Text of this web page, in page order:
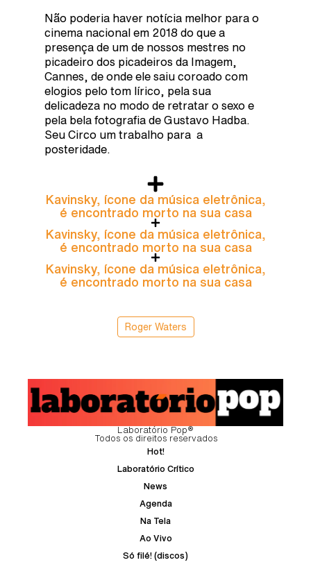
Não poderia haver notícia melhor para o
cinema nacional em 2018 do que a
presença de um de nossos mestres no
picadeiro dos picadeiros da Imagem,
Cannes, de onde ele saiu coroado com
elogios pelo tom lírico, pela sua
delicadeza no modo de retratar o sexo e
pela bela fotografia de Gustavo Hadba.
Seu Circo um trabalho para a
posteridade.
Kavinsky, ícone da música eletrônica,
é encontrado morto na sua casa
Kavinsky, ícone da música eletrônica,
é encontrado morto na sua casa
Kavinsky, ícone da música eletrônica,
é encontrado morto na sua casa
Roger Waters
Laboratório Pop®
Todos os direitos reservados
Hot!
Laboratório Crítico
News
Agenda
Na Tela
Ao Vivo
Só filé! (discos)